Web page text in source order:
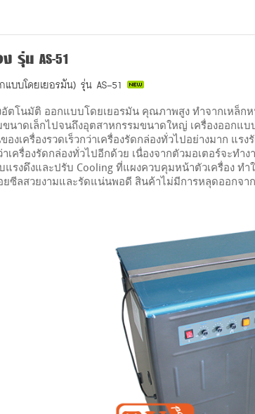
รุ่น AS-51
บบโดยเยอรมัน) รุ่น AS-51
อัตโนมัติ ออกแบบโดยเยอรมัน คุณภาพสูง ทำจากเหล็
นาดเล็กไปจนถึงอุตสาหกรรมขนาดใหญ่ เครื่องออกแบ
องเครื่องรวดเร็วกว่าเครื่องรัดกล่องทั่วไปอย่างมาก แ
เครื่องรัดกล่องทั่วไปอีกด้วย เนื่องจากตัวมอเตอร์จะท
รงดึงและปรับ Cooling ที่แผงควบคุมหน้าตัวเครื่อง ท
ยซีลสวยงามและรัดแน่นพอดี สินค้าไม่มีการหลุดออกจ